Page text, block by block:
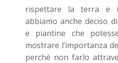
rispettare la terra e
abbiamo anche deciso
e piantine che
mostrare l’importanza
perchè non farlo